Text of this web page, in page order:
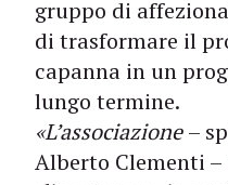
gruppo di
di trasformare il
capanna in un
lungo termine.
«L’associazione–
Alberto Clementi –